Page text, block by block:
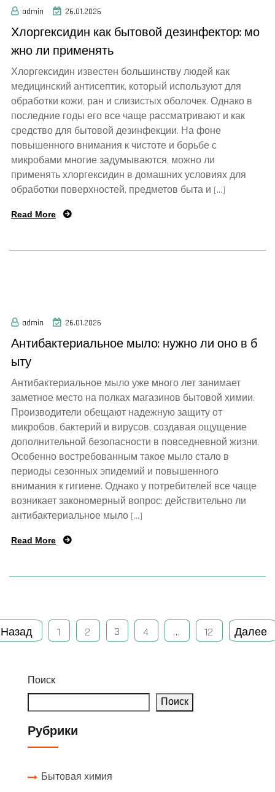
admin 26.01.2026
Хлоргексидин как бытовой дезинфектор: мо
жно ли применять
Хлоргексидин известен большинству людей как
медицинский антисептик, который используют для
обработки кожи, ран и слизистых оболочек. Однако в
последние годы его все чаще рассматривают и как
средство для бытовой дезинфекции. На фоне
повышенного внимания к чистоте и борьбе с
микробами многие задумываются, можно ли
применять хлоргексидин в домашних условиях для
обработки поверхностей, предметов быта и […]
Read More
admin 26.01.2026
Антибактериальное мыло: нужно ли оно в б
ыту
Антибактериальное мыло уже много лет занимает
заметное место на полках магазинов бытовой химии.
Производители обещают надежную защиту от
микробов, бактерий и вирусов, создавая ощущение
дополнительной безопасности в повседневной жизни.
Особенно востребованным такое мыло стало в
периоды сезонных эпидемий и повышенного
внимания к гигиене. Однако у потребителей все чаще
возникает закономерный вопрос: действительно ли
антибактериальное мыло […]
Read More
Назад 1 2 3 4 … 12 Далее
Поиск
Поиск
Рубрики
Бытовая химия